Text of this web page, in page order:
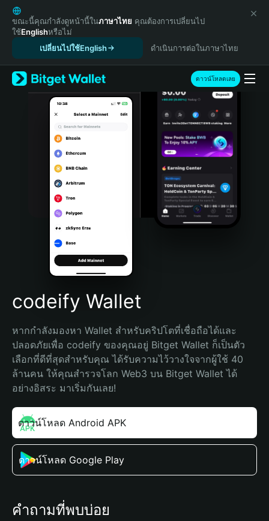
English
日本語
Tiếng Việt
Español (Latinoamérica)
Türkçe
Italiano
Português (Portugal)
Bahasa Indonesia
Português (Brasil)
Español (Argentina)
ขณะนี้คุณกำลังดูหน้านี้ในภาษาไทย คุณต้องการเปลี่ยนไป
ใช้Englishหรือไม่
เปลี่ยนไปใช้English
ดำเนินการต่อในภาษาไทย
ดาวน์โหลดเลย
codeify Wallet
หากกำลังมองหา Wallet สำหรับคริปโตที่เชื่อถือได้และ
ปลอดภัยเพื่อ codeify ของคุณอยู่ Bitget Wallet ก็เป็นตัว
เลือกที่ดีที่สุดสำหรับคุณ ได้รับความไว้วางใจจากผู้ใช้ 40
ล้านคน ให้คุณสำรวจโลก Web3 บน Bitget Wallet ได้
อย่างอิสระ มาเริ่มกันเลย!
ดาวน์โหลด Android APK
ดาวน์โหลด Google Play
คำถามที่พบบ่อย